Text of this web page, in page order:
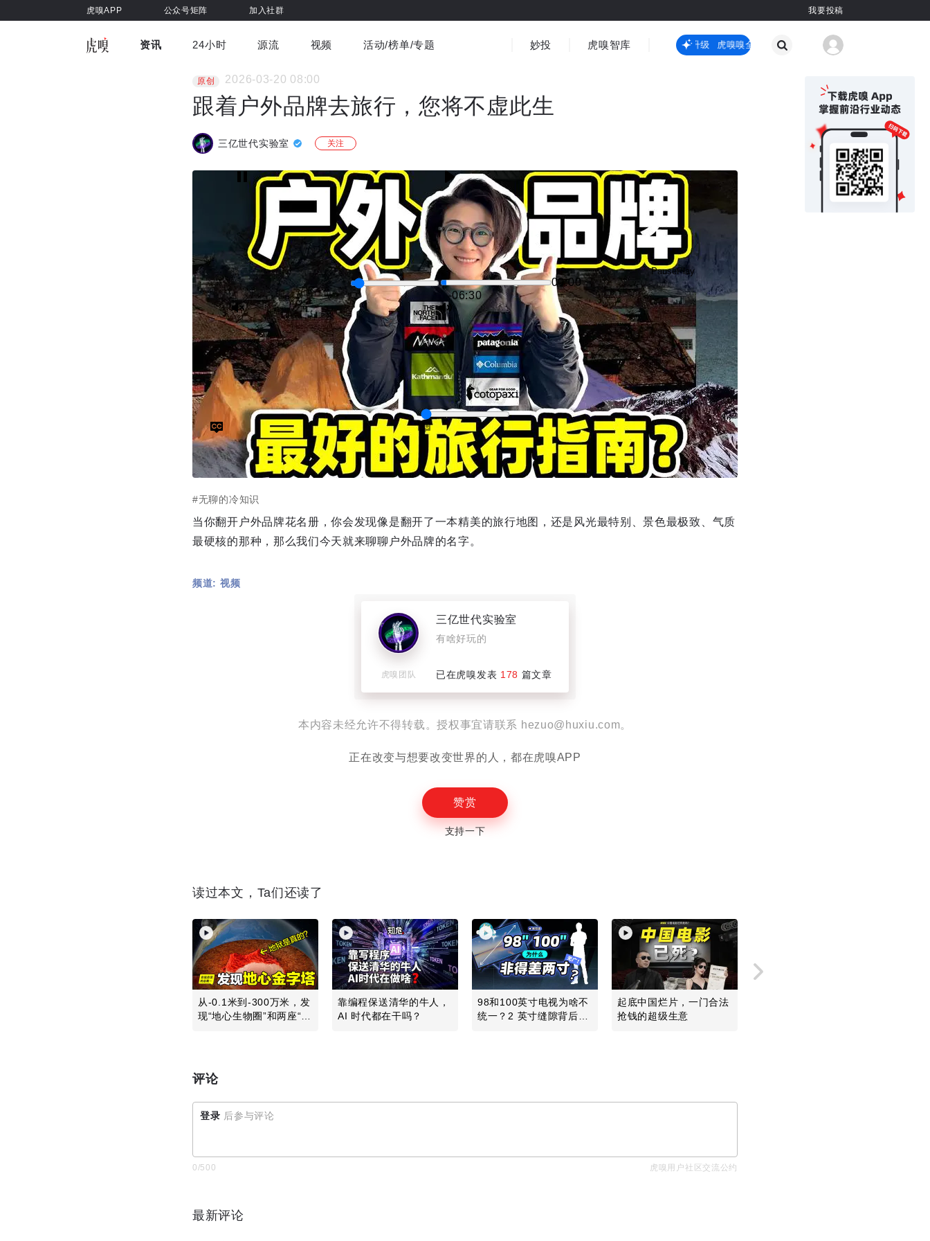
虎嗅APP 公众号矩阵 加入社群 我要投稿
资讯
车与出行 商业消费
健康 书影音 医疗 3C数码
24小时 源流 视频
虎嗅视界
活动/榜单/专题 妙投 虎嗅智库虎嗅嗅全新升级 虎嗅嗅全新升级
原创 2026-03-20 08:00
跟着户外品牌去旅行，您将不虚此生
三亿世代实验室 关注
PausePlay
00:00
-06:29
UnmuteMute
Disable captionsEnable
Play
#无聊的冷知识
当你翻开户外品牌花名册，你会发现像是翻开了一本精美的旅行地图，还是风光最特别、景色最极致、气质
最硬核的那种，那么我们今天就来聊聊户外品牌的名字。
频道: 视频
三亿世代实验室
有啥好玩的
虎嗅团队 已在虎嗅发表 178 篇文章
本内容未经允许不得转载。授权事宜请联系 hezuo@huxiu.com。
正在改变与想要改变世界的人，都在虎嗅APP
赞赏
支持一下
读过本文，Ta们还读了
从-0.1米到-300万米，发
现“地心生物圈”和两座“地
靠编程保送清华的牛人，
AI 时代都在干吗？
98和100英寸电视为啥不
统一？2 英寸缝隙背后的
起底中国烂片，一门合法
抢钱的超级生意
评论
登录 后参与评论
0/500 虎嗅用户社区交流公约
最新评论